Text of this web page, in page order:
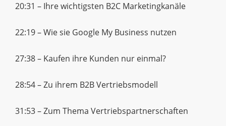
20:31 – Ihre wichtigsten B2C Marketingkanäle
22:19 – Wie sie Google My Business nutzen
27:38 – Kaufen ihre Kunden nur einmal?
28:54 – Zu ihrem B2B Vertriebsmodell
31:53 – Zum Thema Vertriebspartnerschaften